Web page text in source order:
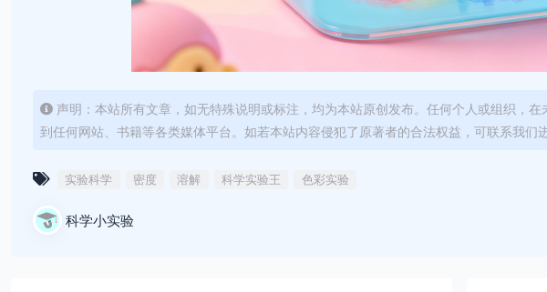
声明：本站所有文章，如无特殊说明或标注，均为本站原创发布。任何个人或组织，
到任何网站、书籍等各类媒体平台。如若本站内容侵犯了原著者的合法权益，可联系我们进
实验科学 密度 溶解 科学实验王 色彩实验
科学小实验